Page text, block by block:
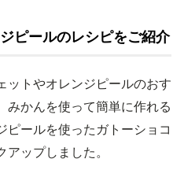
ピールのレシピをご紹介
ットやオレンジピールのおす
みかんを使って簡単に作れる
ピールを使ったガトーショコ
ップしました。